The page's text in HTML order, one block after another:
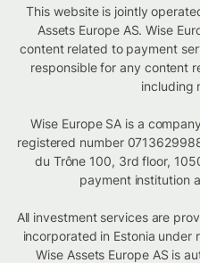
This website is jointly
Assets Europe AS. Wise
content related to payment
responsible for any content
including
Wise Europe SA is a
registered number
du Trône 100, 3rd floor,
payment institution
All investment services are
incorporated in Estonia under
Wise Assets Europe AS is